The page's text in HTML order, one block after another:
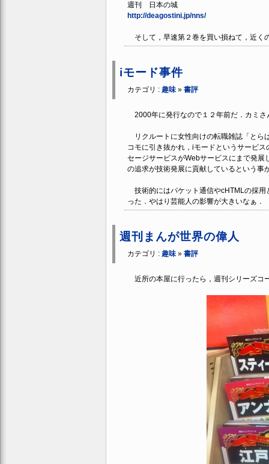
週刊 日本の城
http://deagostini.jp/nns/
そして，早速第２巻を買い損ねて，近
iモード事件
カテゴリ : 趣味» 書評
2000年に発行なので１２年前だ．カミさ
リクルートに女性向けの転職雑誌「とら
コモに引き抜かれ，iモードというサービ
セージサービスがWebサービスにまで発
の追求が技術発展に貢献しているという事
技術的にはパケット通信やcHTMLの採用
った．やはり芸能人の影響が大きいなぁ．
週刊まんが世界の偉人
カテゴリ : 趣味» 書評
近所の本屋に行ったら，週刊シリーズコ